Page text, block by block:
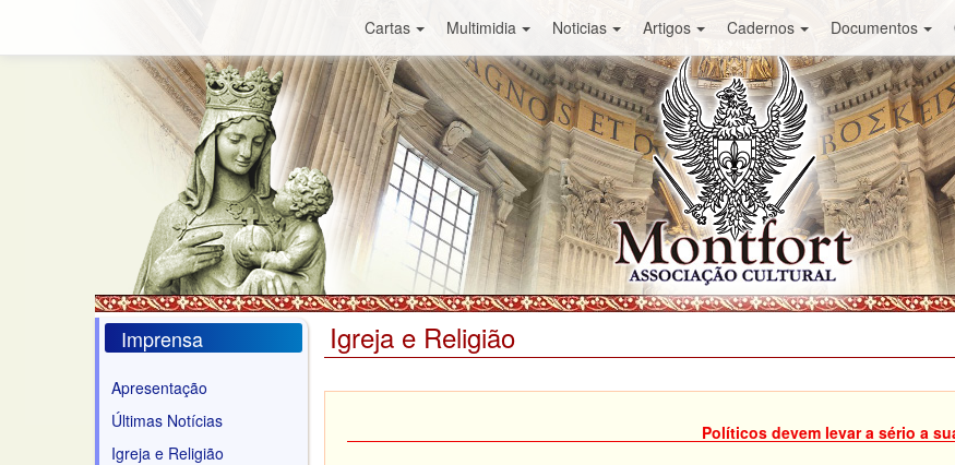
Cartas Multimidia Noticias Artigos Cadernos Documentos
Imprensa
Apresentação
Últimas Notícias
Igreja e Religião
Igreja e Religião
Políticos devem levar a sério a